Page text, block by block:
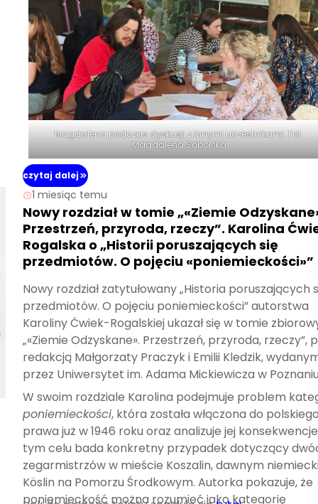
Magdalena podczas dyskusji z innymi uczestnikami. Fot.
Magdalena Sobolska
czytaj dalej
1 miesiąc temu
Nowy rozdział w tomie „«Ziemie
Przestrzeń, przyroda, rzeczy”. Karolina
Rogalska o „Historii poruszających się
przedmiotów. O pojęciu «poniemieckości»”
Nowy rozdział zatytułowany „Historia poruszających
przedmiotów. O pojęciu poniemieckości” autorstwa
Karoliny Ćwiek-Rogalskiej ukazał się w tomie
„«Ziemie Odzyskane». Przestrzeń, przyroda, rzeczy”,
redakcją Małgorzaty Praczyk i Emilii Kledzik,
przez Uniwersytet im. Adama Mickiewicza w
W swoim rozdziale Karolina podejmuje problem
poniemieckości, która została włączona do polskiego
prawa już w 1946 roku oraz analizuje jej
tym celu bada konkretny przypadek dotyczący
zegarmistrzów w mieście Koszalin, dawnym
Köslin na Pomorzu Środkowym. Autorka pokazuje, że
poniemieckość można rozumieć jako kategorię